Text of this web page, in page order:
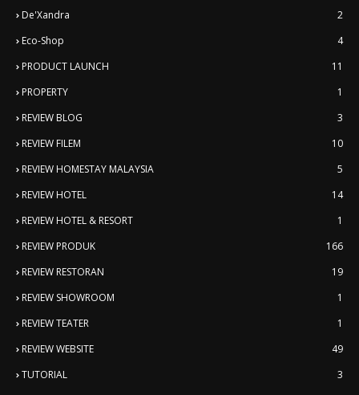
De'Xandra
2
Eco-Shop
4
PRODUCT LAUNCH
11
PROPERTY
1
REVIEW BLOG
3
REVIEW FILEM
10
REVIEW HOMESTAY MALAYSIA
5
REVIEW HOTEL
14
REVIEW HOTEL & RESORT
1
REVIEW PRODUK
166
REVIEW RESTORAN
19
REVIEW SHOWROOM
1
REVIEW TEATER
1
REVIEW WEBSITE
49
TUTORIAL
3